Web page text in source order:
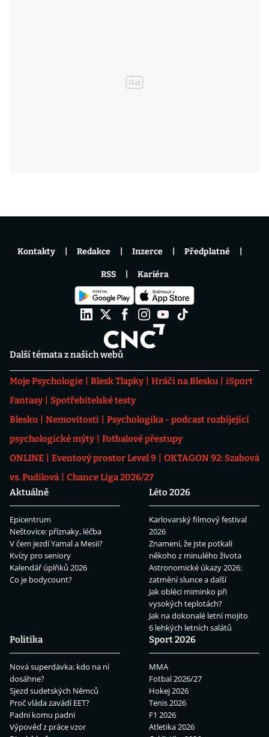
Další témata z našich webů
Moje Psychologie Blesk Tlapky Hráči na Blesku
iSport
Fantasy
Spotřebitelské testy
Blesku
Nemovitosti
Psychologika - podcast rozbíjející
psychologické mýty
Fotbalové přestupy
ONLINE
Eventový prostor Level 9
OKTAGON 92: Szabová
vs. Pudilová
Chance Liga 2026/27
Aktuálně
Epicentrum
Neštovice: příznaky, léčba
V čem jezdí Yamal a Mesii?
Kvízy pro seniory
Kalendář úplňků 2026
Co je bodycount?
Léto 2026
Karlovarský filmový festival
2026
Znamení, že jste potkali
někoho z minulého života
Astronomické úkazy 2026:
zatmění slunce a další
Jak obléci miminko při
vysokých teplotách?
Jak na dokonalé letní mojito
6 lehkých letních salátů
Politika
Nová superdávka: kdo na ní
dosáhne?
Sjezd sudetských Němců
Proč vláda zavádí EET?
Padni komu padni
Výpověď z práce vzor
Sport 2026
MMA
Fotbal 2026/27
Hokej 2026
Tenis 2026
F1 2026
Atletika 2026
Kontakty Redakce Inzerce Předplatné
RSS Kariéra